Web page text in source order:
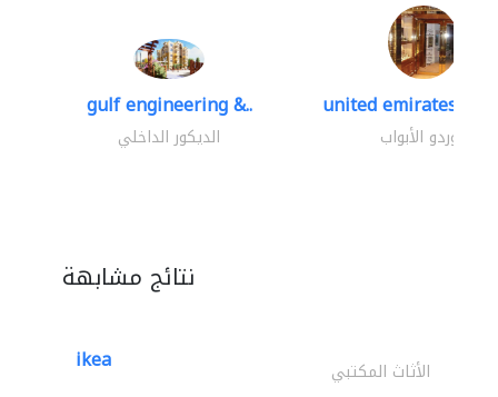
gulf engineering &..
الديكور الداخلي
united emirates
موردو الأبواب
نتائج مشابهة
ikea الأثاث المكتبي